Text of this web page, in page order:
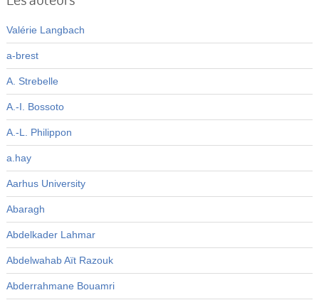
Valérie Langbach
a-brest
A. Strebelle
A.-I. Bossoto
A.-L. Philippon
a.hay
Aarhus University
Abaragh
Abdelkader Lahmar
Abdelwahab Aït Razouk
Abderrahmane Bouamri